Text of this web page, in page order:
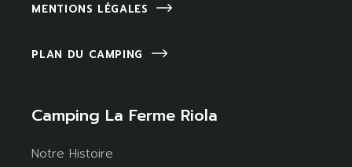
MENTIONS LÉGALES
PLAN DU CAMPING
Camping La Ferme Riola
Notre Histoire